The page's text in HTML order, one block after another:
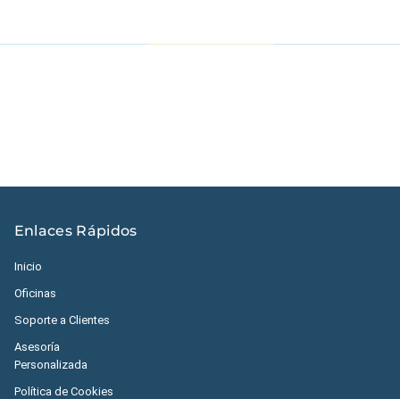
Enlaces Rápidos
Inicio
Oficinas
Soporte a Clientes
Asesoría
Personalizada
Política de Cookies